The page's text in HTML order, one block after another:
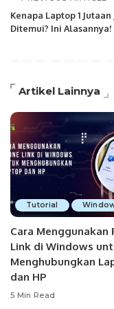
Kenapa Laptop 1 Jutaan
Ditemui? Ini Alasannya!
Artikel Lainnya
Tutorial
Cara Menggunakan
Link di Windows
Menghubungkan
dan HP
5 Min Read